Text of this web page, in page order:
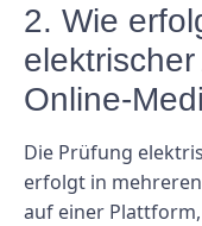
2. Wie
Online-
Die Prüfung
erfolgt in
auf einer